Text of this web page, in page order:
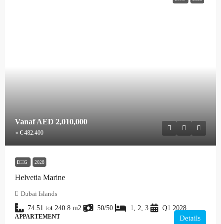
VanafAED 2,010,000
≈ € 482.400
DHG 2028
Helvetia Marine
Dubai Islands
74.51 tot 240.8 m2 50/50 1, 2, 3 Q1 2028
APPARTEMENT Details